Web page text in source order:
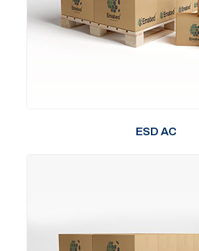
ESD AC